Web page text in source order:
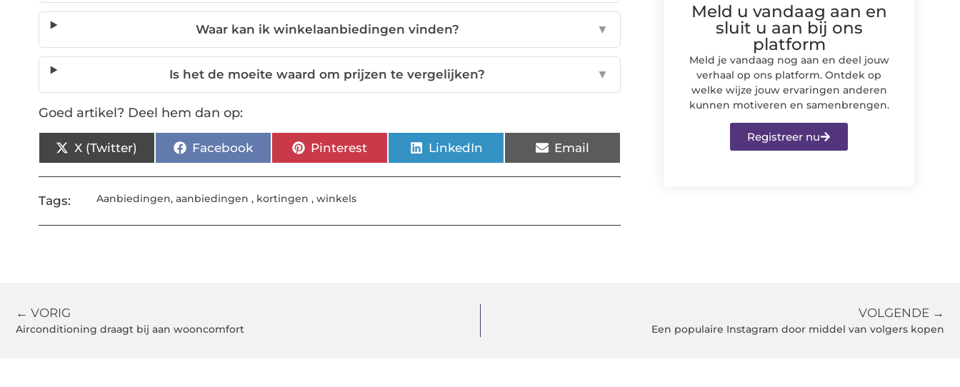
Waar kan ik winkelaanbiedingen vinden? ▼
Is het de moeite waard om prijzen te vergelijken? ▼
Goed artikel? Deel hem dan op:
X (Twitter) Facebook Pinterest LinkedIn Email
Tags: Aanbiedingen,aanbiedingen , kortingen ,winkels
Meld u vandaag aan en
sluit u aan bij ons
platform
Meld je vandaag nog aan en deel jouw
verhaal op ons platform. Ontdek op
welke wijze jouw ervaringen anderen
kunnen motiveren en samenbrengen.
Registreer nu
← VORIG
Airconditioning draagt bij aan wooncomfort
VOLGENDE →
Een populaire Instagram door middel van volgers kopen